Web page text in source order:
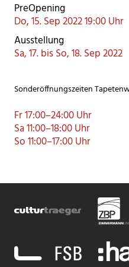
PreOpening
Do, 15. Sep 2022 19:00 Uhr
Ausstellung
Sa, 17. bis So, 18. Sep 2022
Sonderöffnungszeiten
Fr 17:00–24:00 Uhr
Sa 11:00–18:00 Uhr
So 11:00–17:00 Uhr